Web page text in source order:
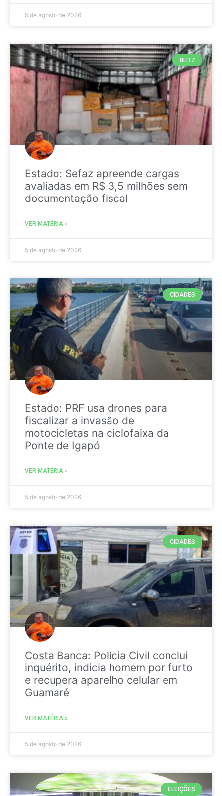
5 de agosto de 2026
BLITZ
Estado: Sefaz apreende cargas
avaliadas em R$ 3,5 milhões sem
documentação fiscal
VER MATÉRIA »
5 de agosto de 2026
CIDADES
Estado: PRF usa drones para
fiscalizar a invasão de
motocicletas na ciclofaixa da
Ponte de Igapó
VER MATÉRIA »
5 de agosto de 2026
CIDADES
Costa Banca: Polícia Civil conclui
inquérito, indicia homem por furto
e recupera aparelho celular em
Guamaré
VER MATÉRIA »
5 de agosto de 2026
ELEIÇÕES